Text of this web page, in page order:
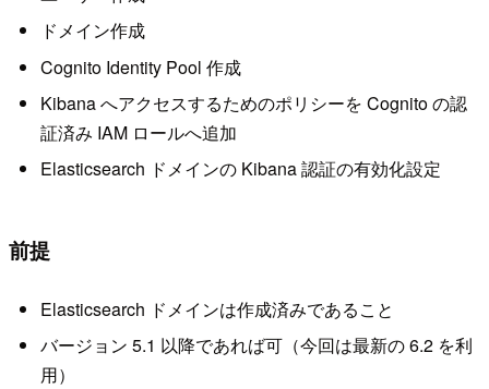
ドメイン作成
Cognito Identity Pool 作成
Kibana へアクセスするためのポリシーを Cognito の認
証済み IAM ロールへ追加
Elasticsearch ドメインの Kibana 認証の有効化設定
前提
Elasticsearch ドメインは作成済みであること
バージョン 5.1 以降であれば可（今回は最新の 6.2 を利
用）